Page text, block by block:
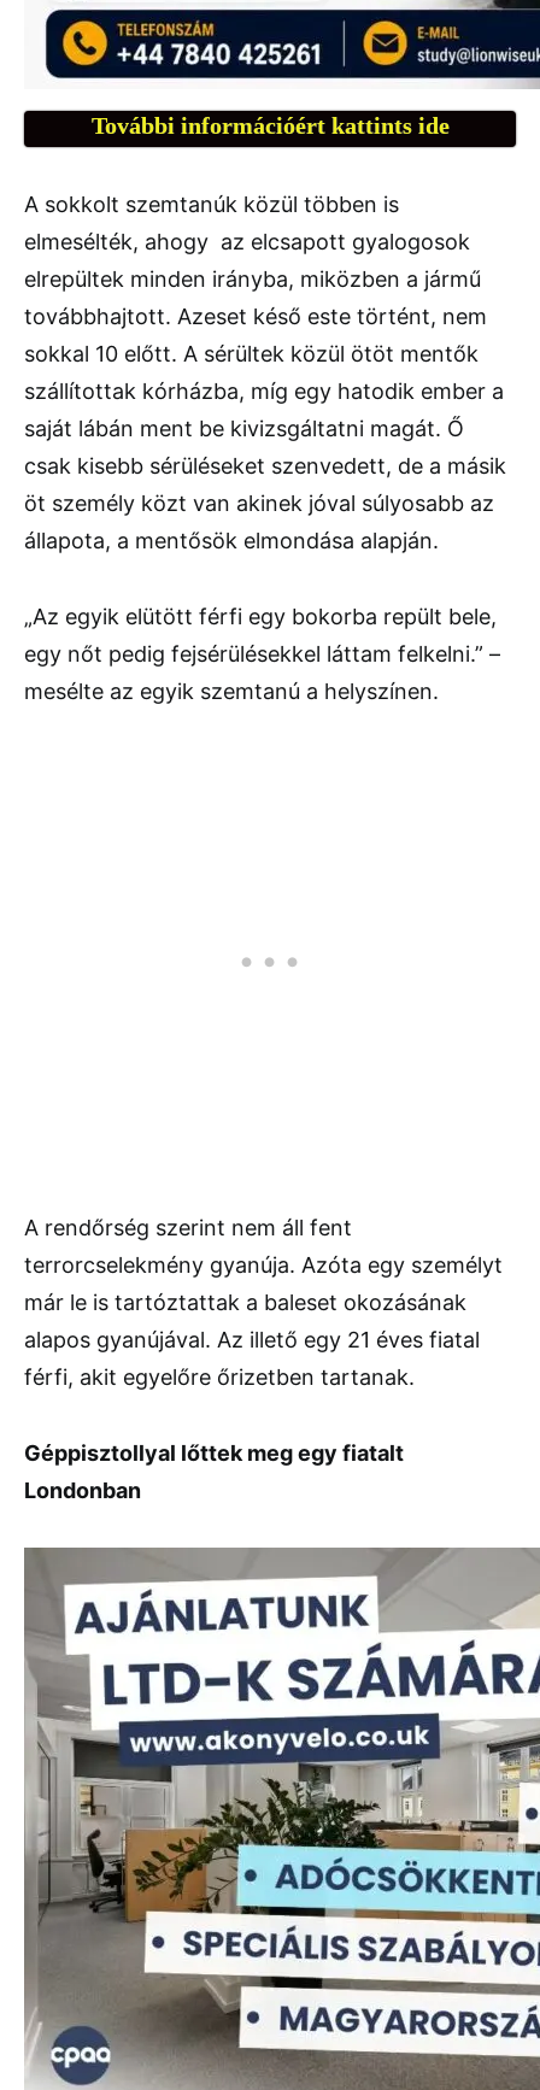
További információért kattints ide
A sokkolt szemtanúk közül többen is
elmesélték, ahogy az elcsapott gyalogosok
elrepültek minden irányba, miközben a jármű
továbbhajtott. Azeset késő este történt, nem
sokkal 10 előtt. A sérültek közül ötöt mentők
szállítottak kórházba, míg egy hatodik ember a
saját lábán ment be kivizsgáltatni magát. Ő
csak kisebb sérüléseket szenvedett, de a másik
öt személy közt van akinek jóval súlyosabb az
állapota, a mentősök elmondása alapján.
„Az egyik elütött férfi egy bokorba repült bele,
egy nőt pedig fejsérülésekkel láttam felkelni.” –
mesélte az egyik szemtanú a helyszínen.
A rendőrség szerint nem áll fent
terrorcselekmény gyanúja. Azóta egy személyt
már le is tartóztattak a baleset okozásának
alapos gyanújával. Az illető egy 21 éves fiatal
férfi, akit egyelőre őrizetben tartanak.
Géppisztollyal lőttek meg egy fiatalt
Londonban